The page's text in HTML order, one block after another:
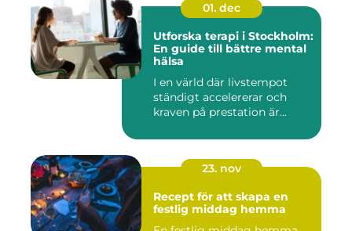
01. dec
Utforska terapi i Stockholm:
En guide till bättre mental
hälsa
I en värld där livstempot
ständigt accelererar och
kraven på prestation är...
23. nov
Recept för att skapa en
festlig middag hemma